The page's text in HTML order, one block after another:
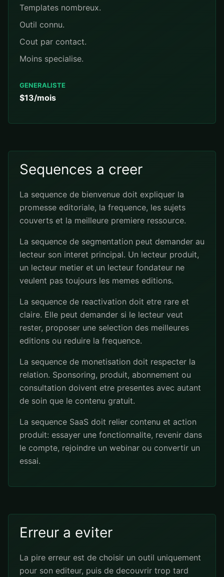
Templates nombreux.
Outil connu.
Cout par contact.
Moins specialise.
GENERALISTE
$13/mois
Sequences a creer
La sequence de bienvenue doit expliquer la
promesse editoriale, la frequence, les sujets
couverts et la meilleure premiere ressource.
La sequence de segmentation peut demander au
lecteur son interet principal. Un lecteur produit,
un lecteur metier et un lecteur fondateur ne
veulent pas toujours les memes editions.
La sequence de reactivation doit etre rare et
claire. Elle peut demander si le lecteur veut
rester, proposer une selection des meilleures
editions ou reduire la frequence.
La sequence de monetisation doit respecter la
relation. Sponsoring, produit, abonnement ou
consultation doivent etre presentes avec autant
de soin que le contenu gratuit.
La sequence SaaS doit relier contenu et action
produit: essayer une fonctionnalite, revenir dans
le compte, rejoindre un webinar ou convertir un
essai.
Erreur a eviter
La pire erreur est de choisir un outil uniquement
pour son editeur, puis de decouvrir trop tard